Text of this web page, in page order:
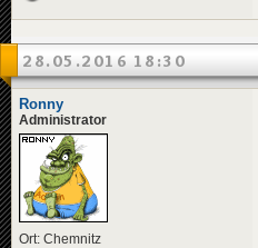
28.05.2016 18:30
Ronny
Administrator
Ort: Chemnitz